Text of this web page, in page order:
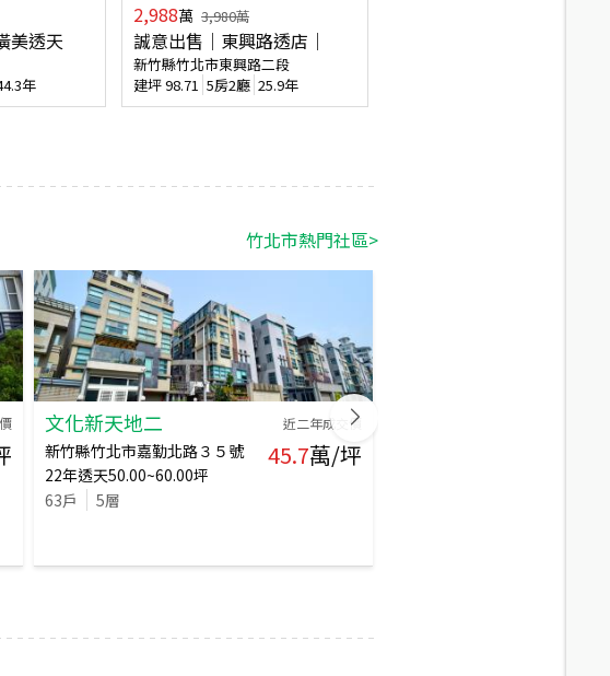
美透天
年
2,988萬 3,980萬
誠意出售｜東興路透店｜
新竹縣竹北市東興路二段
建坪98.71 5房2廳 25.9年
竹北市熱門社區>
文化新天地二 近二年成交價
新竹縣竹北市嘉勤北路３５號
22年透天50.00~60.00坪
63戶 5層
45.7萬/坪